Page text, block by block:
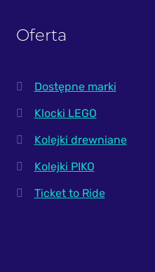
Oferta
Dostępne marki
Klocki LEGO
Kolejki drewniane
Kolejki PIKO
Ticket to Ride